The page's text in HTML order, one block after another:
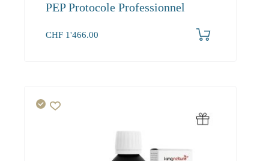
PEP Protocole Professionnel
CHF 1'466.00